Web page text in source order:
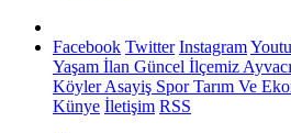
Facebook Twitter Instagram
Yaşam İlan Güncel İlçemiz
KöylerAsayiş SporTarım Ve
Künye İletişim RSS